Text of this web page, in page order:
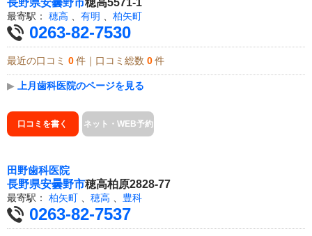
最寄駅： 穂高 有明 柏矢町
0263-82-7530
最近の口コミ 0 件｜口コミ総数 0 件
▶ 上月歯科医院のページを見る
口コミを書く ネット・WEB予約
田野歯科医院
長野県安曇野市穂高柏原2828-77
最寄駅： 柏矢町 、 穂高 、 豊科
0263-82-7537